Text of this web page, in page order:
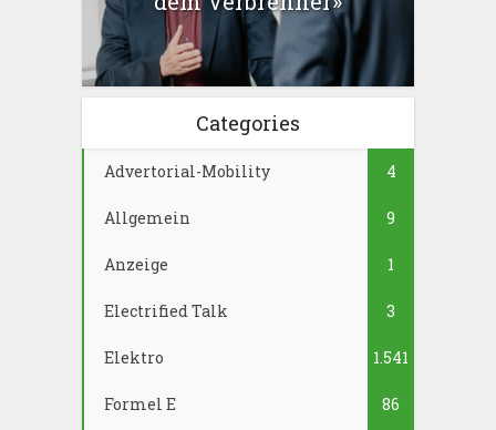
Categories
Advertorial-Mobility 4
Allgemein 9
Anzeige 1
Electrified Talk 3
Elektro 1.541
Formel E 86